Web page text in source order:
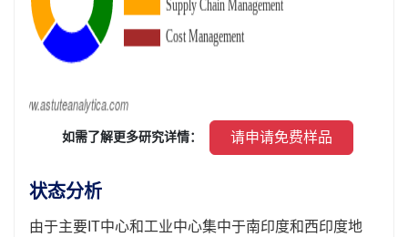
如需了解更多研究详情： 请申请免费样品
状态分析
由于主要IT中心和工业中心集中于南印度和西印度地